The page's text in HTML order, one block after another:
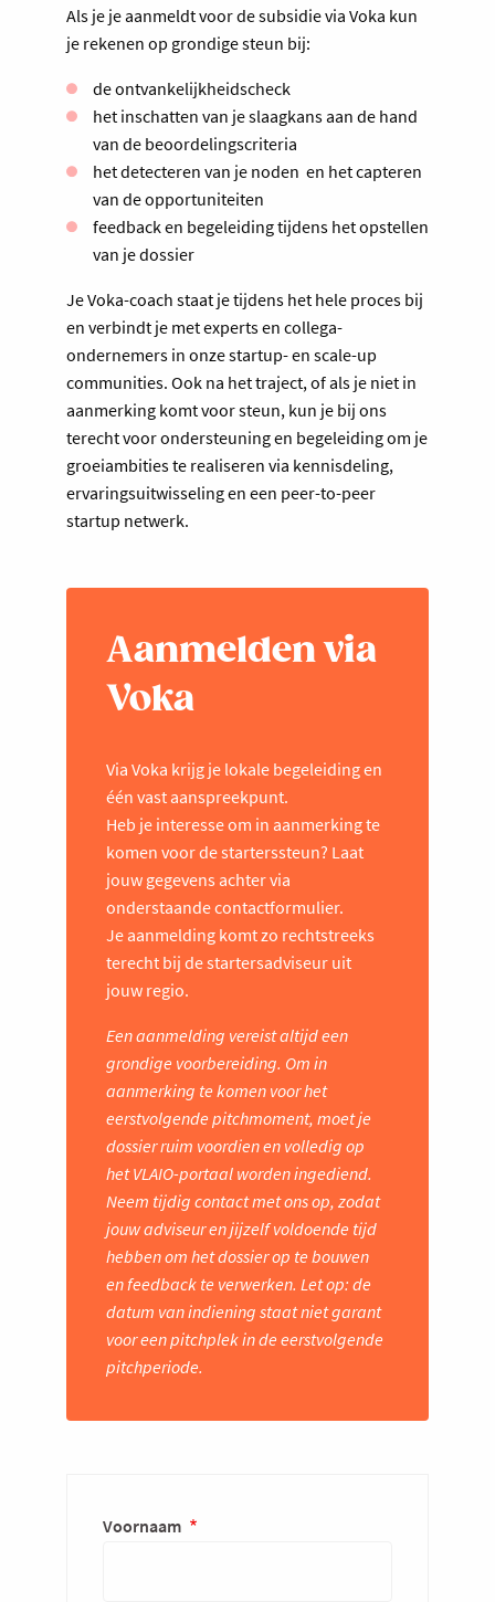
DUURZAAM
SUCCES
Als je je aanmeldt voor de subsidie via Voka kun
je rekenen op grondige steun bij:
de ontvankelijkheidscheck
het inschatten van je slaagkans aan de hand
van de beoordelingscriteria
het detecteren van je noden en het capteren
van de opportuniteiten
feedback en begeleiding tijdens het opstellen
van je dossier
Je Voka-coach staat je tijdens het hele proces bij
en verbindt je met experts en collega-
ondernemers in onze startup- en scale-up
communities. Ook na het traject, of als je niet in
aanmerking komt voor steun, kun je bij ons
terecht voor ondersteuning en begeleiding om je
groeiambities te realiseren via kennisdeling,
ervaringsuitwisseling en een peer-to-peer
startup netwerk.
Aanmelden via
Voka
Via Voka krijg je lokale begeleiding en
één vast aanspreekpunt.
Heb je interesse om in aanmerking te
komen voor de starterssteun? Laat
jouw gegevens achter via
onderstaande contactformulier.
Je aanmelding komt zo rechtstreeks
terecht bij de startersadviseur uit
jouw regio.
Een aanmelding vereist altijd een
grondige voorbereiding. Om in
aanmerking te komen voor het
eerstvolgende pitchmoment, moet je
dossier ruim voordien en volledig op
het VLAIO-portaal worden ingediend.
Neem tijdig contact met ons op, zodat
jouw adviseur en jijzelf voldoende tijd
hebben om het dossier op te bouwen
en feedback te verwerken. Let op: de
datum van indiening staat niet garant
voor een pitchplek in de eerstvolgende
pitchperiode.
Voornaam